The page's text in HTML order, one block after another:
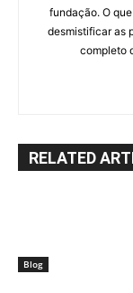
fundação. O
desmistificar as
completo
RELATED
Blog